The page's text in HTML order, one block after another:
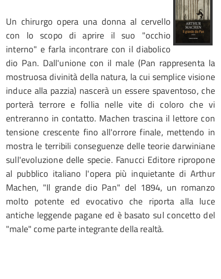
Un chirurgo opera una donna al cervello
con lo scopo di aprire il suo "occhio
interno" e farla incontrare con il diabolico
dio Pan. Dall'unione con il male (Pan rappresenta la
mostruosa divinità della natura, la cui semplice visione
induce alla pazzia) nascerà un essere spaventoso, che
porterà terrore e follia nelle vite di coloro che vi
entreranno in contatto. Machen trascina il lettore con
tensione crescente fino all'orrore finale, mettendo in
mostra le terribili conseguenze delle teorie darwiniane
sull'evoluzione delle specie. Fanucci Editore ripropone
al pubblico italiano l'opera più inquietante di Arthur
Machen, "Il grande dio Pan" del 1894, un romanzo
molto potente ed evocativo che riporta alla luce
antiche leggende pagane ed è basato sul concetto del
"male" come parte integrante della realtà.